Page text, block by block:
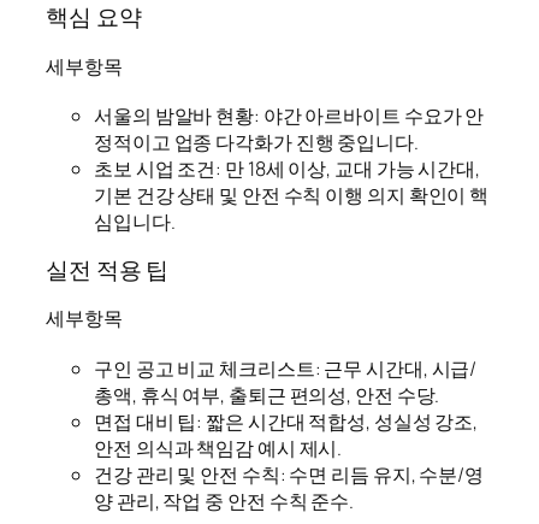
핵심 요약
세부항목
서울의 밤알바 현황: 야간 아르바이트 수요가 안
정적이고 업종 다각화가 진행 중입니다.
초보 시업 조건: 만 18세 이상, 교대 가능 시간대,
기본 건강 상태 및 안전 수칙 이행 의지 확인이 핵
심입니다.
실전 적용 팁
세부항목
구인 공고 비교 체크리스트: 근무 시간대, 시급/
총액, 휴식 여부, 출퇴근 편의성, 안전 수당.
면접 대비 팁: 짧은 시간대 적합성, 성실성 강조,
안전 의식과 책임감 예시 제시.
건강 관리 및 안전 수칙: 수면 리듬 유지, 수분/영
양 관리, 작업 중 안전 수칙 준수.